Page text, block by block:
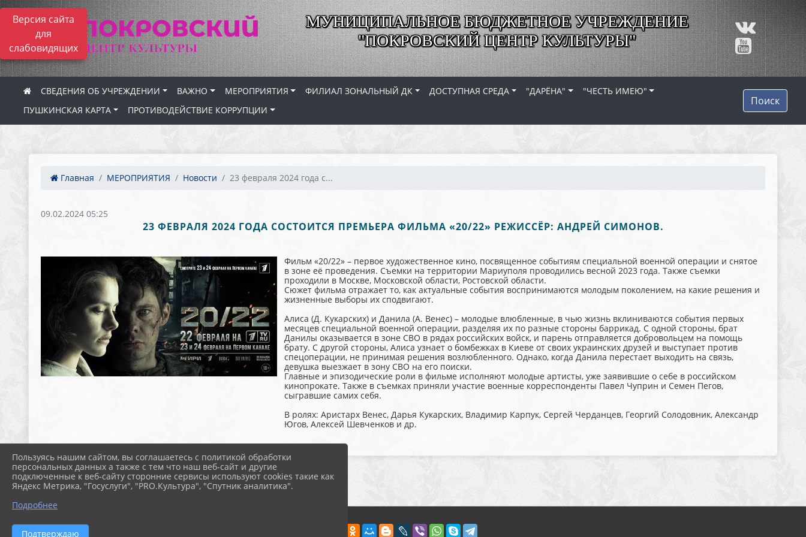
Версия сайта
для
слабовидящих
МУНИЦИПАЛЬНОЕ БЮДЖЕТНОЕ УЧРЕЖДЕНИЕ
"ПОКРОВСКИЙ ЦЕНТР КУЛЬТУРЫ"
СВЕДЕНИЯ ОБ УЧРЕЖДЕНИИ ВАЖНО МЕРОПРИЯТИЯ ФИЛИАЛ ЗОНАЛЬНЫЙ ДК ДОСТУПНАЯ СРЕДА "ДАРЁНА"
"ЧЕСТЬ ИМЕЮ"
ПУШКИНСКАЯ КАРТА
ПРОТИВОДЕЙСТВИЕ КОРРУПЦИИ
Поиск
Главная МЕРОПРИЯТИЯ Новости 23 февраля 2024 года с...
09.02.2024 05:25
23 ФЕВРАЛЯ 2024 ГОДА СОСТОИТСЯ ПРЕМЬЕРА ФИЛЬМА «20/22» РЕЖИССЁР: АНДРЕЙ СИМОНОВ.
Фильм «20/22» – первое художественное кино, посвященное событиям специальной военной операции и снятое
в зоне её проведения. Съемки на территории Мариуполя проводились весной 2023 года. Также съемки
проходили в Москве, Московской области, Ростовской области.
Сюжет фильма отражает то, как актуальные события воспринимаются молодым поколением, на какие решения и
жизненные выборы их сподвигают.
Алиса (Д. Кукарских) и Данила (А. Венес) – молодые влюбленные, в чью жизнь вклиниваются события первых
месяцев специальной военной операции, разделяя их по разные стороны баррикад. С одной стороны, брат
Данилы оказывается в зоне СВО в рядах российских войск, и парень отправляется добровольцем на помощь
брату. С другой стороны, Алиса узнает о бомбежках в Киеве от своих украинских друзей и выступает против
спецоперации, не принимая решения возлюбленного. Однако, когда Данила перестает выходить на связь,
девушка выезжает в зону СВО на его поиски.
Главные и эпизодические роли в фильме исполняют молодые артисты, уже заявившие о себе в российском
кинопрокате. Также в съемках приняли участие военные корреспонденты Павел Чуприн и Семен Пегов,
сыгравшие самих себя.
В ролях: Аристарх Венес, Дарья Кукарских, Владимир Карпук, Сергей Черданцев, Георгий Солодовник, Александр
Югов, Алексей Шевченков и др.
Пользуясь нашим сайтом, вы соглашаетесь с политикой обработки
персональных данных а также с тем что наш веб-сайт и другие
подключенные к веб-сайту сторонние сервисы используют cookies такие как
Яндекс Метрика, "Госуслуги", "PRO.Культура", "Спутник аналитика".
Подробнее
Подтверждаю